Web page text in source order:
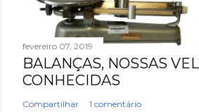
fevereiro 07, 2019
BALANÇAS, NOSSAS
CONHECIDAS
Compartilhar 1 comentário